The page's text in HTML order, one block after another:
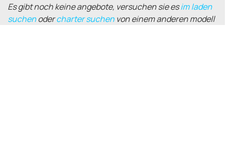
Es gibt noch keine angebote, versuchen sie esim laden
suchenodercharter suchen von einem anderen modell